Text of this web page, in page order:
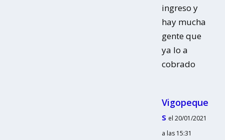
ingreso y
hay mucha
gente que
ya lo a
cobrado
Vigopeque
s el 20/01/2021
a las 15:31